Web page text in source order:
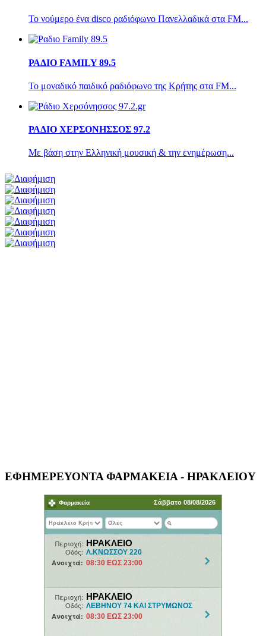
Το νούμερο ένα disco ραδιόφωνο Πανελλαδικά στα FM...
ΡΑΔΙΟ FAMILY 89.5
Το μοναδικό παιδικό ραδιόφωνο της Κρήτης στα FM...
ΡΑΔΙΟ ΧΕΡΣΟΝΗΣΣΟΣ 97.2
Με βάση στην Ελληνική μουσική & την ενημέρωση...
ΕΦΗΜΕΡΕΥΟΝΤΑ ΦΑΡΜΑΚΕΙΑ - ΗΡΑΚΛΕΙΟΥ